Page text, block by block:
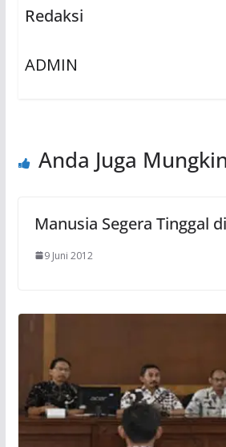
Redaksi
ADMIN
Anda Juga
Manusia Segera Tinggal
9 Juni 2012